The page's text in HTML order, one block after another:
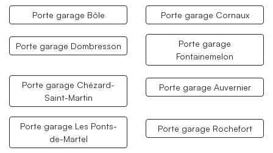
Porte garage Bôle Porte garage Cornaux
Porte garage Dombresson
Porte garage
Fontainemelon
Porte garage Chézard-
Saint-Martin
Porte garage Auvernier
Porte garage Les Ponts-
de-Martel
Porte garage Rochefort